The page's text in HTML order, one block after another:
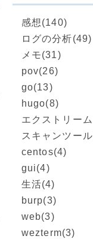
感想(140)
ログの分析(49)
メモ(31)
pov(26)
go(13)
hugo(8)
エクストリーム
スキャンツール
centos(4)
gui(4)
生活(4)
burp(3)
web(3)
wezterm(3)